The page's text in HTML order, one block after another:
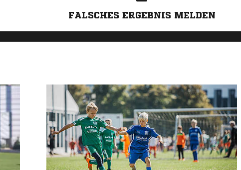
FALSCHES ERGEBNIS MELDEN